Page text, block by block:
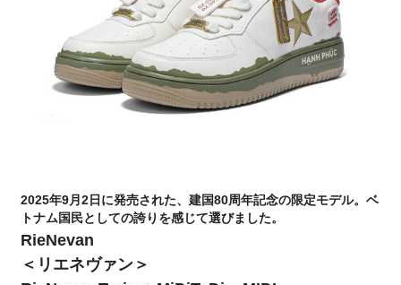
2025年9月2日に発売された、建国80周年記念の限定モデル。ベ
トナム国民としての誇りを感じて選びました。
RieNevan
＜リエネヴァン＞